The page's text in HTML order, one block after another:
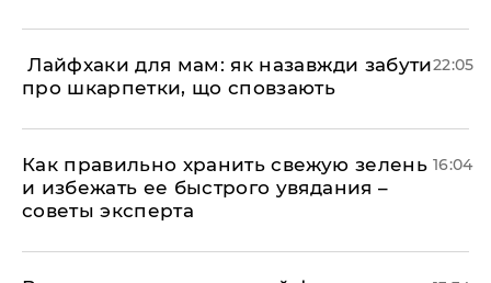
​ Лайфхаки для мам: як назавжди забути
про шкарпетки, що сповзають
22:05
Как правильно хранить свежую зелень
и избежать ее быстрого увядания –
советы эксперта
16:04